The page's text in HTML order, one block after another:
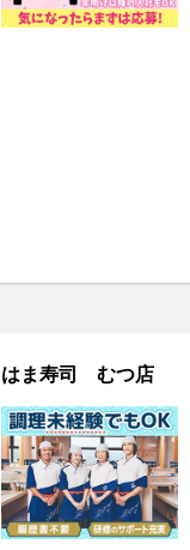
はま寿司 むつ店